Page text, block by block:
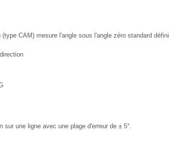
CAM) mesure l'angle sous l'angle zéro standard défini
une ligne avec une plage d'erreur de ± 5°.